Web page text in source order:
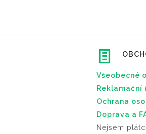
Všeobecné
Reklamační
Ochrana
Doprava a
Nejsem